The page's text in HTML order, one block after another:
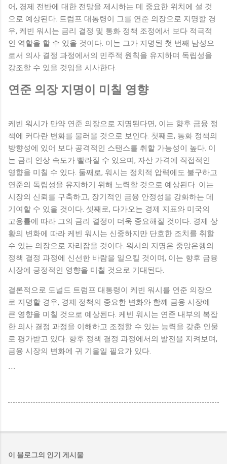
어, 경제 전반에 대한 전망을 제시하는 데 중요한 위치에 설 것
으로 예상된다. 트럼프 대통령이 그를 연준 의장으로 지명할 경
우, 케빈 워시는 금리 결정 및 통화 정책 조정에서 보다 적극적
인 역할을 할 수 있을 것이다. 이는 그가 지명된 첫 번째 남성으
로서 의사 결정 과정에서의 민주적 원칙을 유지하며 독립성을
강조할 수 있을 것임을 시사한다.
연준 의장 지명이 미칠 영향
케빈 워시가 만약 연준 의장으로 지명된다면, 이는 향후 금융 정
책에 커다란 변화를 불러올 것으로 보인다. 첫째로, 통화 정책의
방향성에 있어 보다 공격적인 스탠스를 취할 가능성이 높다. 이
는 금리 인상 속도가 빨라질 수 있으며, 자산 가격에 직접적인
영향을 미칠 수 있다. 둘째로, 워시는 정치적 압력에도 불구하고
연준의 독립성을 유지하기 위해 노력할 것으로 예상된다. 이는
시장의 신뢰를 구축하고, 장기적인 금융 안정성을 강화하는 데
기여할 수 있을 것이다. 셋째로, 다가오는 경제 지표와 미국의
고용률에 따라 그의 금리 결정이 더욱 중요해질 것이다. 경제 상
황의 변화에 따라 케빈 워시는 신중하지만 단호한 조치를 취할
수 있는 의장으로 자리잡을 것이다. 워시의 지명은 중앙은행의
정책 결정 과정에 신선한 바람을 일으킬 것이며, 이는 향후 금융
시장에 긍정적인 영향을 미칠 것으로 기대된다.
결론적으로 도널드 트럼프 대통령이 케빈 워시를 연준 의장으
로 지명할 경우, 경제 정책의 중요한 변화와 함께 금융 시장에
큰 영향을 미칠 것으로 예상된다. 케빈 워시는 연준 내부의 복잡
한 의사 결정 과정을 이해하고 조정할 수 있는 능력을 갖춘 인물
로 평가받고 있다. 향후 정책 결정 과정에서의 발전을 지켜보며,
금융 시장의 변화에 귀 기울일 필요가 있다.
```
이 블로그의 인기 게시물